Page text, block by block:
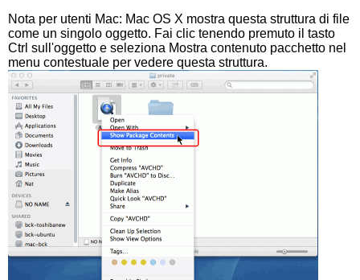
Nota per utenti Mac: Mac OS X mostra questa struttura di file
come un singolo oggetto. Fai clic tenendo premuto il tasto
Ctrl sull'oggetto e seleziona Mostra contenuto pacchetto nel
menu contestuale per vedere questa struttura.